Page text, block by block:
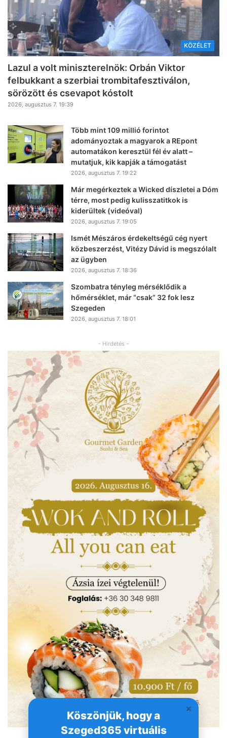
Köszönjük, hogy a
Szeged365 virtuális
KÖZÉLET
Lazul a volt miniszterelnök: Orbán Viktor
felbukkant a szerbiai trombitafesztiválon,
sörözött és csevapot kóstolt
2026, augusztus 7. 19:39
Több mint 109 millió forintot
adományoztak a magyarok a REpont
automatákon keresztül fél év alatt –
mutatjuk, kik kapják a támogatást
2026, augusztus 7. 19:22
Már megérkeztek a Wicked díszletei a Dóm
térre, most pedig kulisszatitkok is
kiderültek (videóval)
2026, augusztus 7. 19:05
Ismét Mészáros érdekeltségű cég nyert
közbeszerzést, Vitézy Dávid is megszólalt
az ügyben
2026, augusztus 7. 18:36
Szombatra tényleg mérséklődik a
hőmérséklet, már “csak” 32 fok lesz
Szegeden
2026, augusztus 7. 18:01
- Hirdetés -